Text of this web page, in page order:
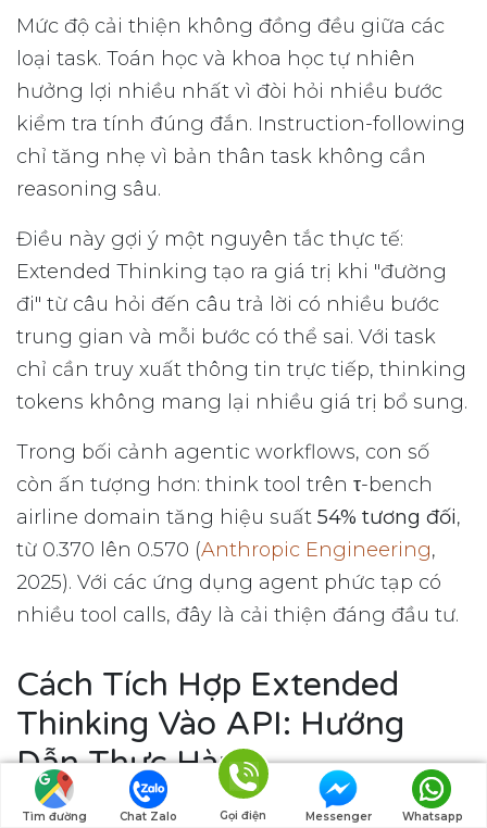
Mức độ cải thiện không đồng đều giữa các
loại task. Toán học và khoa học tự nhiên
hưởng lợi nhiều nhất vì đòi hỏi nhiều bước
kiểm tra tính đúng đắn. Instruction-following
chỉ tăng nhẹ vì bản thân task không cần
reasoning sâu.
Điều này gợi ý một nguyên tắc thực tế:
Extended Thinking tạo ra giá trị khi "đường
đi" từ câu hỏi đến câu trả lời có nhiều bước
trung gian và mỗi bước có thể sai. Với task
chỉ cần truy xuất thông tin trực tiếp, thinking
tokens không mang lại nhiều giá trị bổ sung.
Trong bối cảnh agentic workflows, con số
còn ấn tượng hơn: think tool trên τ-bench
airline domain tăng hiệu suất 54% tương đối,
từ 0.370 lên 0.570 (Anthropic Engineering,
2025). Với các ứng dụng agent phức tạp có
nhiều tool calls, đây là cải thiện đáng đầu tư.
Cách Tích Hợp Extended
Thinking Vào API: Hướng
Dẫn Thực Hành
Khi Extended Thinking được bật trên Claude
Tìm đường Chat Zalo Gọi điện Messenger Whatsapp